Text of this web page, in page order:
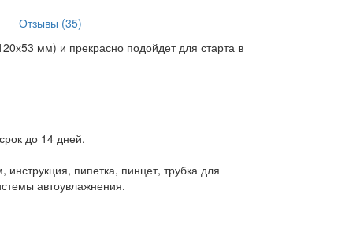
Отзывы (35)
мм) и прекрасно подойдет для старта в
до 14 дней.
пипетка, пинцет, трубка для
автоувлажнения.